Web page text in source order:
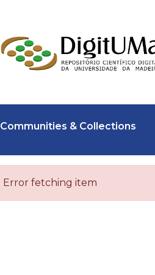
Communities & Collections
Error fetching item